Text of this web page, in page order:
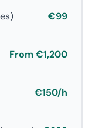
€99
From €1,200
€150/h